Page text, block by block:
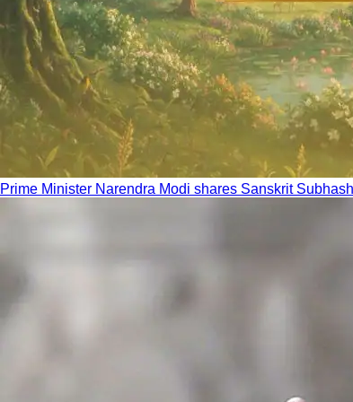
Prime Minister Narendra Modi shares Sanskrit